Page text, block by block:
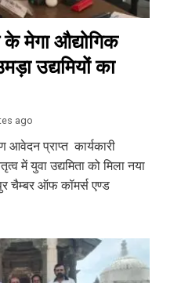
के मेगा औद्योगिक
उद्यमियों का
ago
प्राप्त कार्यकारी
में युवा उद्यमिता को मिला नया
चैम्बर ऑफ कॉमर्स एण्ड